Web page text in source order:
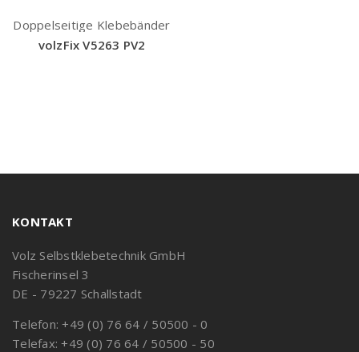
Doppelseitige Klebebänder
volzFix V5263 PV2
KONTAKT
Volz Selbstklebetechnik GmbH
Fischerinsel 3
DE - 79227 Schallstadt
Telefon: +49 (0) 76 64 / 50500 - 0
Telefax: +49 (0) 76 64 / 50500 - 50